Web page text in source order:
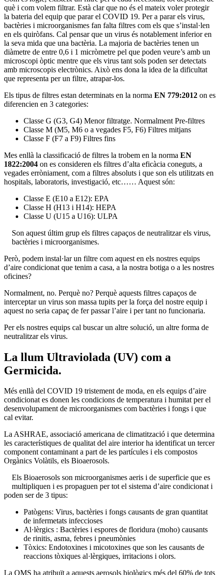
què i com volem filtrar. Està clar que no és el mateix voler protegir
la bateria del equip que parar el COVID 19. Per a parar els virus,
bactèries i microorganismes fan falta filtres com els que s’instal·len
en els quiròfans. Cal pensar que un virus és notablement inferior en
la seva mida que una bactèria. La majoria de bactèries tenen un
diàmetre de entre 0,6 i 1 micròmetre pel que poden veure’s amb un
microscopi òptic mentre que els virus tant sols poden ser detectats
amb microscopis electrònics. Això ens dona la idea de la dificultat
que representa per un filtre, atrapar-los.
Els tipus de filtres estan determinats en la norma EN 779:2012 on es
diferencien en 3 categories:
Classe G (G3, G4) Menor filtratge. Normalment Pre-filtres
Classe M (M5, M6 o a vegades F5, F6) Filtres mitjans
Classe F (F7 a F9) Filtres fins
Mes enllà la classificació de filtres la trobem en la norma EN
1822:2004 on es consideren els filtres d’alta eficàcia coneguts, a
vegades erròniament, com a filtres absoluts i que son els utilitzats en
hospitals, laboratoris, investigació, etc…… Aquest són:
Classe E (E10 a E12): EPA
Classe H (H13 i H14): HEPA
Classe U (U15 a U16): ULPA
Son aquest últim grup els filtres capaços de neutralitzar els virus,
bactèries i microorganismes.
Però, podem instal·lar un filtre com aquest en els nostres equips
d’aire condicionat que tenim a casa, a la nostra botiga o a les nostres
oficines?
Normalment, no. Perquè no? Perquè aquests filtres capaços de
interceptar un virus son massa tupits per la força del nostre equip i
aquest no seria capaç de fer passar l’aire i per tant no funcionaria.
Per els nostres equips cal buscar un altre solució, un altre forma de
neutralitzar els virus.
La llum Ultraviolada (UV) com a
Germicida.
Més enllà del COVID 19 tristement de moda, en els equips d’aire
condicionat es donen les condicions de temperatura i humitat per el
desenvolupament de microorganismes com bactèries i fongs i que
cal evitar.
La ASHRAE, associació americana de climatització i que determina
les característiques de qualitat del aire interior ha identificat un tercer
component contaminant a part de les partícules i els compostos
Orgànics Volàtils, els Bioaerosols.
Els Bioaerosols son microorganismes aeris i de superficie que es
multipliquen i es propaguen per tot el sistema d’aire condicionat i
poden ser de 3 tipus:
Patògens: Virus, bactèries i fongs causants de gran quantitat
de infermetats infeccioses
Al·lèrgics : Bactèries i espores de floridura (moho) causants
de rinitis, asma, febres i pneumònies
Tòxics: Endotoxines i micotoxines que son les causants de
reaccions tòxiques al·lèrgiques, irritacions i olors.
La OMS ha atribuït a aquests aerosols biològics més del 60% de tots